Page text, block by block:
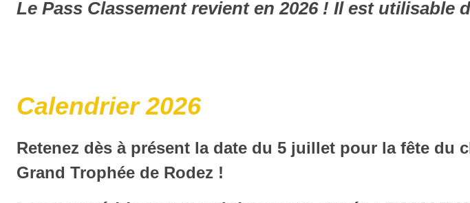
Le Pass Classement revient en 2026 ! Il est
Calendrier 2026
Retenez dès à présent la date du 5 juillet pour la fête du
Grand Trophée de Rodez !